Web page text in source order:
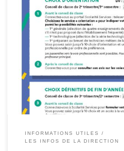
INFORMATIONS UTILES
LES INFOS DE LA DIRECTION